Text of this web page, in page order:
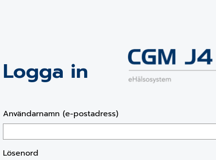
Logga in
Användarnamn (e-postadress)
Lösenord